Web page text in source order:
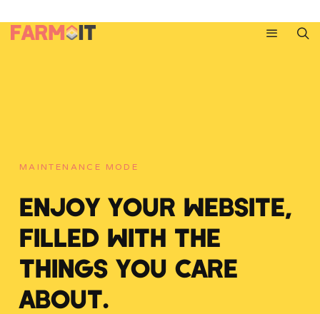
MAINTENANCE MODE
ENJOY YOUR WEBSITE,
FILLED WITH THE
THINGS YOU CARE
ABOUT.